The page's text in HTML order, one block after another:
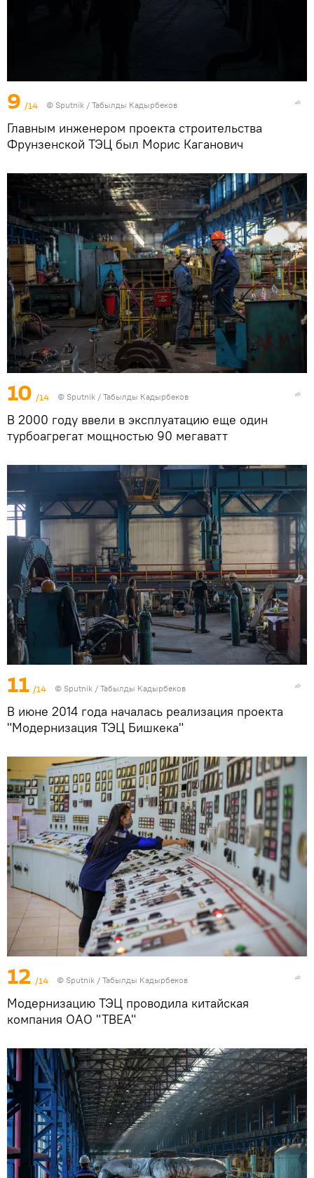
9 /14 © Sputnik / Табылды Кадырбеков
Главным инженером проекта строительства
Фрунзенской ТЭЦ был Морис Каганович
10 /14 © Sputnik / Табылды Кадырбеков
В 2000 году ввели в эксплуатацию еще один
турбоагрегат мощностью 90 мегаватт
11 /14 © Sputnik / Табылды Кадырбеков
В июне 2014 года началась реализация проекта
"Модернизация ТЭЦ Бишкека"
12 /14 © Sputnik / Табылды Кадырбеков
Модернизацию ТЭЦ проводила китайская
компания ОАО "ТВЕА"